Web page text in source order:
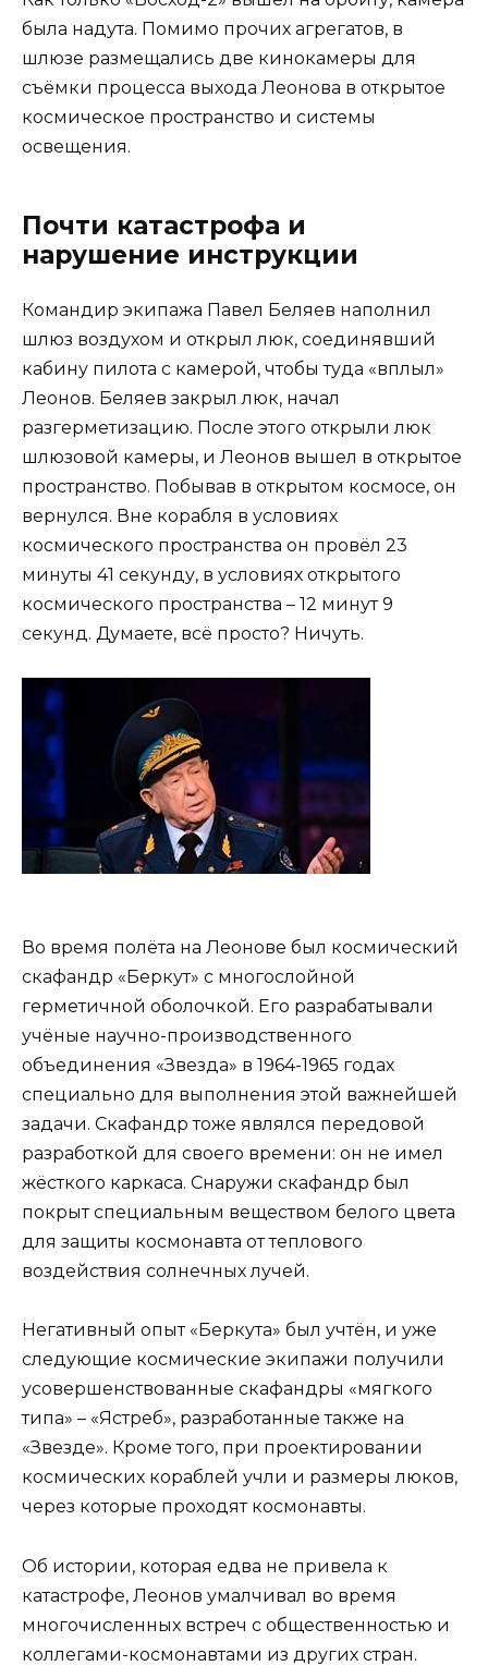
была надута. Помимо прочих агрегатов, в
шлюзе размещались две кинокамеры для
съёмки процесса выхода Леонова в открытое
космическое пространство и системы
освещения.
Почти катастрофа и
нарушение инструкции
Командир экипажа Павел Беляев наполнил
шлюз воздухом и открыл люк, соединявший
кабину пилота с камерой, чтобы туда «вплыл»
Леонов. Беляев закрыл люк, начал
разгерметизацию. После этого открыли люк
шлюзовой камеры, и Леонов вышел в открытое
пространство. Побывав в открытом космосе, он
вернулся. Вне корабля в условиях
космического пространства он провёл 23
минуты 41 секунду, в условиях открытого
космического пространства – 12 минут 9
секунд. Думаете, всё просто? Ничуть.
Во время полёта на Леонове был космический
скафандр «Беркут» с многослойной
герметичной оболочкой. Его разрабатывали
учёные научно-производственного
объединения «Звезда» в 1964-1965 годах
специально для выполнения этой важнейшей
задачи. Скафандр тоже являлся передовой
разработкой для своего времени: он не имел
жёсткого каркаса. Снаружи скафандр был
покрыт специальным веществом белого цвета
для защиты космонавта от теплового
воздействия солнечных лучей.
Негативный опыт «Беркута» был учтён, и уже
следующие космические экипажи получили
усовершенствованные скафандры «мягкого
типа» – «Ястреб», разработанные также на
«Звезде». Кроме того, при проектировании
космических кораблей учли и размеры люков,
через которые проходят космонавты.
Об истории, которая едва не привела к
катастрофе, Леонов умалчивал во время
многочисленных встреч с общественностью и
коллегами-космонавтами из других стран.